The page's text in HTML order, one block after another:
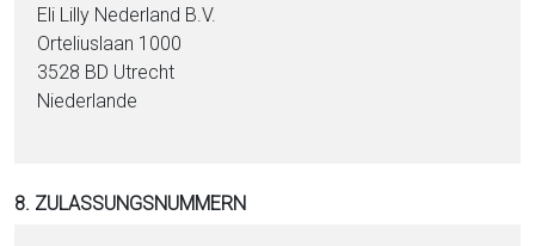
Eli Lilly Nederland B.V.
Orteliuslaan 1000
3528 BD Utrecht
Niederlande
8. ZULASSUNGSNUMMERN